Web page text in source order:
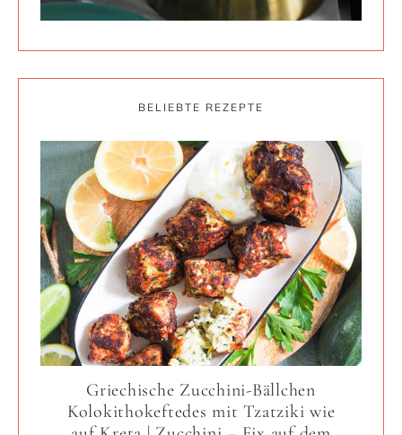
BELIEBTE REZEPTE
Griechische Zucchini-Bällchen
Kolokithokeftedes mit Tzatziki wie